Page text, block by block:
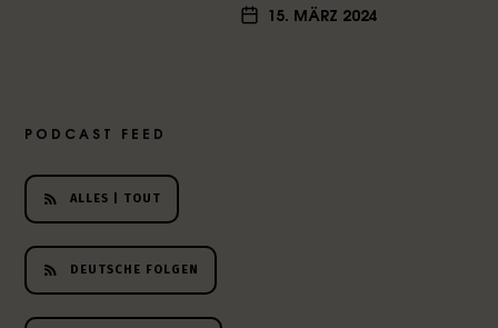
15. MÄRZ 2024
PODCAST FEED
ALLES | TOUT
DEUTSCHE FOLGEN